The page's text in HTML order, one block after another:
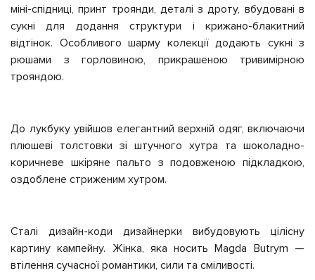
міні-спідниці, принт троянди, деталі з дроту, вбудовані в
сукні для додання структури і крижано-блакитний
відтінок. Особливого шарму колекції додають сукні з
рюшами з горловиною, прикрашеною тривимірною
трояндою.
До лукбуку увійшов елегантний верхній одяг, включаючи
плюшеві толстовки зі штучного хутра та шоколадно-
коричневе шкіряне пальто з подовженою підкладкою,
оздоблене стриженим хутром.
Сталі дизайн-коди дизайнерки вибудовують цілісну
картину кампейну. Жінка, яка носить Magda Butrym —
втілення сучасної романтики, сили та сміливості.